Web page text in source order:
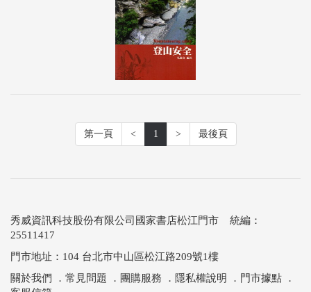
第一頁 < 1 > 最後頁
秀威資訊科技股份有限公司國家書店松江門市 統編：
25511417
門市地址：104 台北市中山區松江路209號1樓
關於我們 ． 常見問題 ． 團購服務 ． 隱私權說明 ． 門市據點 ．